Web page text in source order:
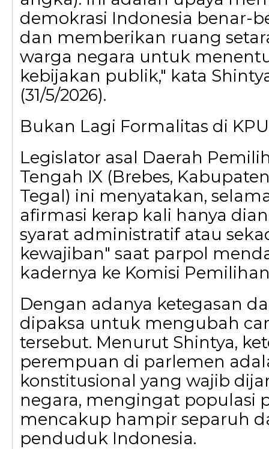
demokrasi Indonesia benar-
dan memberikan ruang
warga negara untuk
kebijakan publik," kata
(31/5/2026).
Bukan Lagi Formalitas di KPU
Legislator asal Daerah
Tengah IX (Brebes,
Tegal) ini menyatakan,
afirmasi kerap kali hanya
syarat administratif atau
kewajiban" saat parpol
kadernya ke Komisi
Dengan adanya ketegasan
dipaksa untuk mengubah
tersebut. Menurut Shintya,
perempuan di parlemen
konstitusional yang wajib
negara, mengingat populasi
mencakup hampir separuh
penduduk Indonesia.